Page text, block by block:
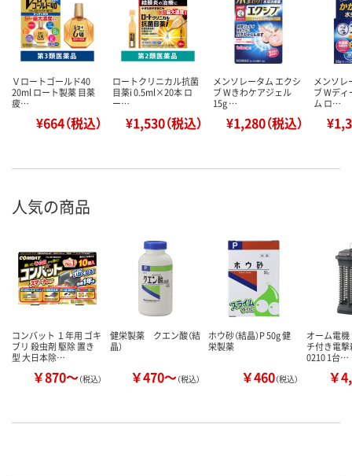
Ｖロートゴールド40
20ml ロート製薬 目薬
疲…
¥664（税込）
ロートクリニカル抗菌
目薬i 0.5ml×20本 ロ
ー…
¥1,530（税込）
メンソレータム エクシ
ブ Wきわケアジェル
15g …
¥1,280（税込）
メンソレ
ブ Wデ
ム ロ…
人気の商品
コンバット １年用 ゴキ
ブリ 殺虫剤 駆除 置き
型 大日本除…
￥870～（税込）
健栄製薬 クエン酸（結
晶）
￥470～（税込）
ホウ砂（結晶）P 50g 健
栄製薬
￥460（税込）
オーム電
チ付き電
0210 1台…
￥